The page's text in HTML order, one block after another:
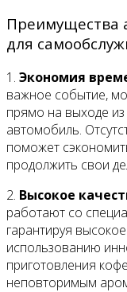
Преимущества
для
1. Экономия
важное событие,
прямо на выходе
автомобиль.
поможет
продолжить свои
2. Высокое
работают со
гарантируя
использованию
приготовления
неповторимым